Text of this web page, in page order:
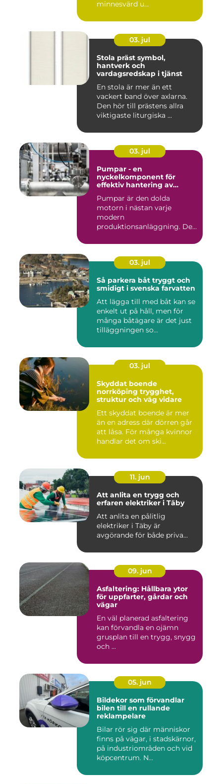
minnesvärd u...
03. jul
Stola präst symbol,
hantverk och
vardagsredskap i tjänst
En stola är mer än ett
vackert band över axlarna.
Den hör till prästens allra
viktigaste liturgiska ...
03. jul
Pumpar - en
nyckelkomponent för
effektiv hantering av
Pumpar är den dolda
motorn i nästan varje
modern
produktionsanläggning. De
03. jul
Så parkera båt tryggt och
smidigt i svenska farvatten
Att lägga till med båt kan se
enkelt ut på håll, men för
många båtägare är det just
tilläggningen so...
03. jul
Skyddat boende
norrköping trygghet,
struktur och väg vidare
Ett skyddat boende är mer
än en adress där dörren går
att låsa. För många kvinnor
handlar det om ski...
11. jun
Att anlita en trygg och
erfaren elektriker i Täby
Att anlita en pålitlig
elektriker i Täby är
avgörande för både priva...
09. jun
Asfaltering: Hållbara ytor
för uppfarter, gårdar och
vägar
En väl planerad asfaltering
kan förvandla en ojämn
grusplan till en trygg, snygg
och ...
05. jun
Bildekor som förvandlar
bilen till en rullande
reklampelare
Bilar rör sig där människor
finns på vägar, i stadskärnor,
på industriområden och vid
köpcentrum. N...